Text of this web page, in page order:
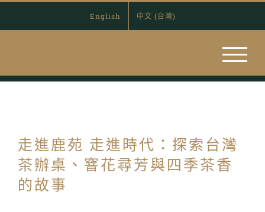
to
English 中文 (台灣)
走進鹿苑 走進時代：探索台灣
茶辦桌、窨花尋芳與四季茶香
的故事